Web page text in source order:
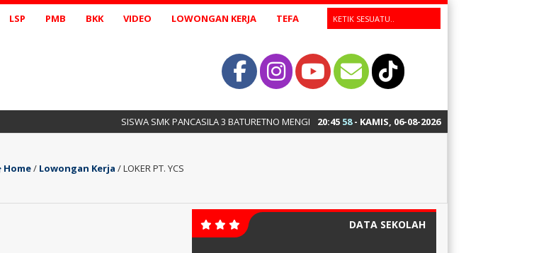
LSP PMB BKK VIDEO LOWONGAN KERJA TEFA
20:45 59- KAMIS, 06-08-2026
SISWA SMK PANCASILA 3 BATURETNO MENGIKUTI LOMBA LKS CNC TURNING TINGKAT PROVINSI
Home/ Lowongan Kerja /LOKER PT. YCS
DATA SEKOLAH